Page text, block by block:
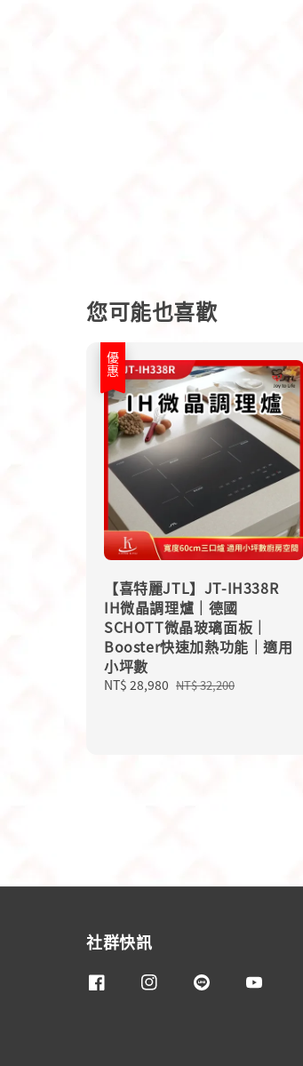
您可能也喜歡
優惠
【喜特麗JTL】JT-IH338R
IH微晶調理爐｜德國
SCHOTT微晶玻璃面板｜
Booster快速加熱功能｜適用
小坪數
Sale
NT$ 28,980 Regular
NT$ 32,200
社群快訊